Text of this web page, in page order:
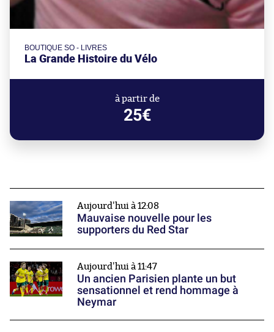
BOUTIQUE SO - LIVRES
La Grande Histoire du Vélo
à partir de
25€
Aujourd'hui à 12:08
Mauvaise nouvelle pour les
supporters du Red Star
Aujourd'hui à 11:47
Un ancien Parisien plante un but
sensationnel et rend hommage à
Neymar